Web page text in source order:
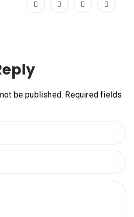
be published. Required fields